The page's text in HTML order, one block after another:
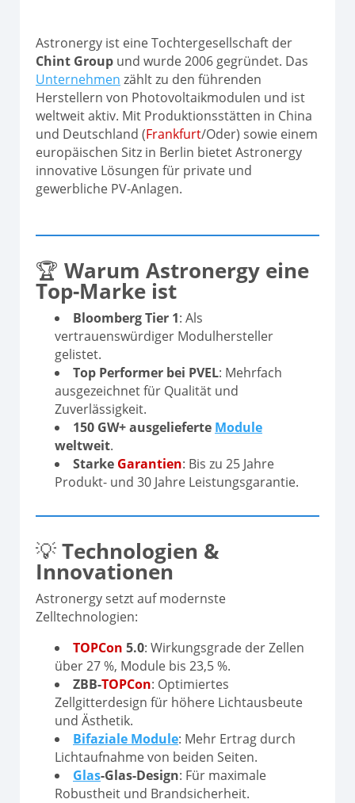
Astronergy ist eine Tochtergesellschaft der
Chint Group und wurde 2006 gegründet. Das
Unternehmen zählt zu den führenden
Herstellern von Photovoltaikmodulen und ist
weltweit aktiv. Mit Produktionsstätten in China
und Deutschland (Frankfurt/Oder) sowie einem
europäischen Sitz in Berlin bietet Astronergy
innovative Lösungen für private und
gewerbliche PV-Anlagen.
🏆 Warum Astronergy eine
Top-Marke ist
Bloomberg Tier 1: Als
vertrauenswürdiger Modulhersteller
gelistet.
Top Performer bei PVEL: Mehrfach
ausgezeichnet für Qualität und
Zuverlässigkeit.
150 GW+ ausgelieferte Module
weltweit.
Starke Garantien: Bis zu 25 Jahre
Produkt- und 30 Jahre Leistungsgarantie.
💡Technologien &
Innovationen
Astronergy setzt auf modernste
Zelltechnologien:
TOPCon 5.0: Wirkungsgrade der Zellen
über 27 %, Module bis 23,5 %.
ZBB-TOPCon: Optimiertes
Zellgitterdesign für höhere Lichtausbeute
und Ästhetik.
Bifaziale Module: Mehr Ertrag durch
Lichtaufnahme von beiden Seiten.
Glas-Glas-Design: Für maximale
Robustheit und Brandsicherheit.